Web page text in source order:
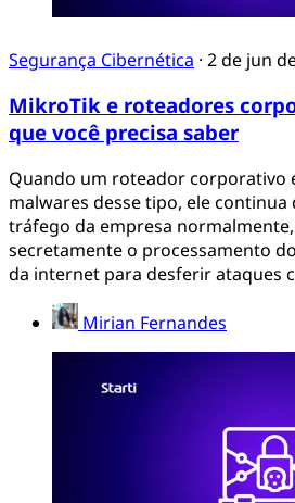
Segurança Cibernética · 2 de jun
MikroTik e roteadores
que você precisa saber
Quando um roteador corporativo
malwares desse tipo, ele
tráfego da empresa
secretamente o processamento
da internet para desferir ataques
Mirian Fernandes